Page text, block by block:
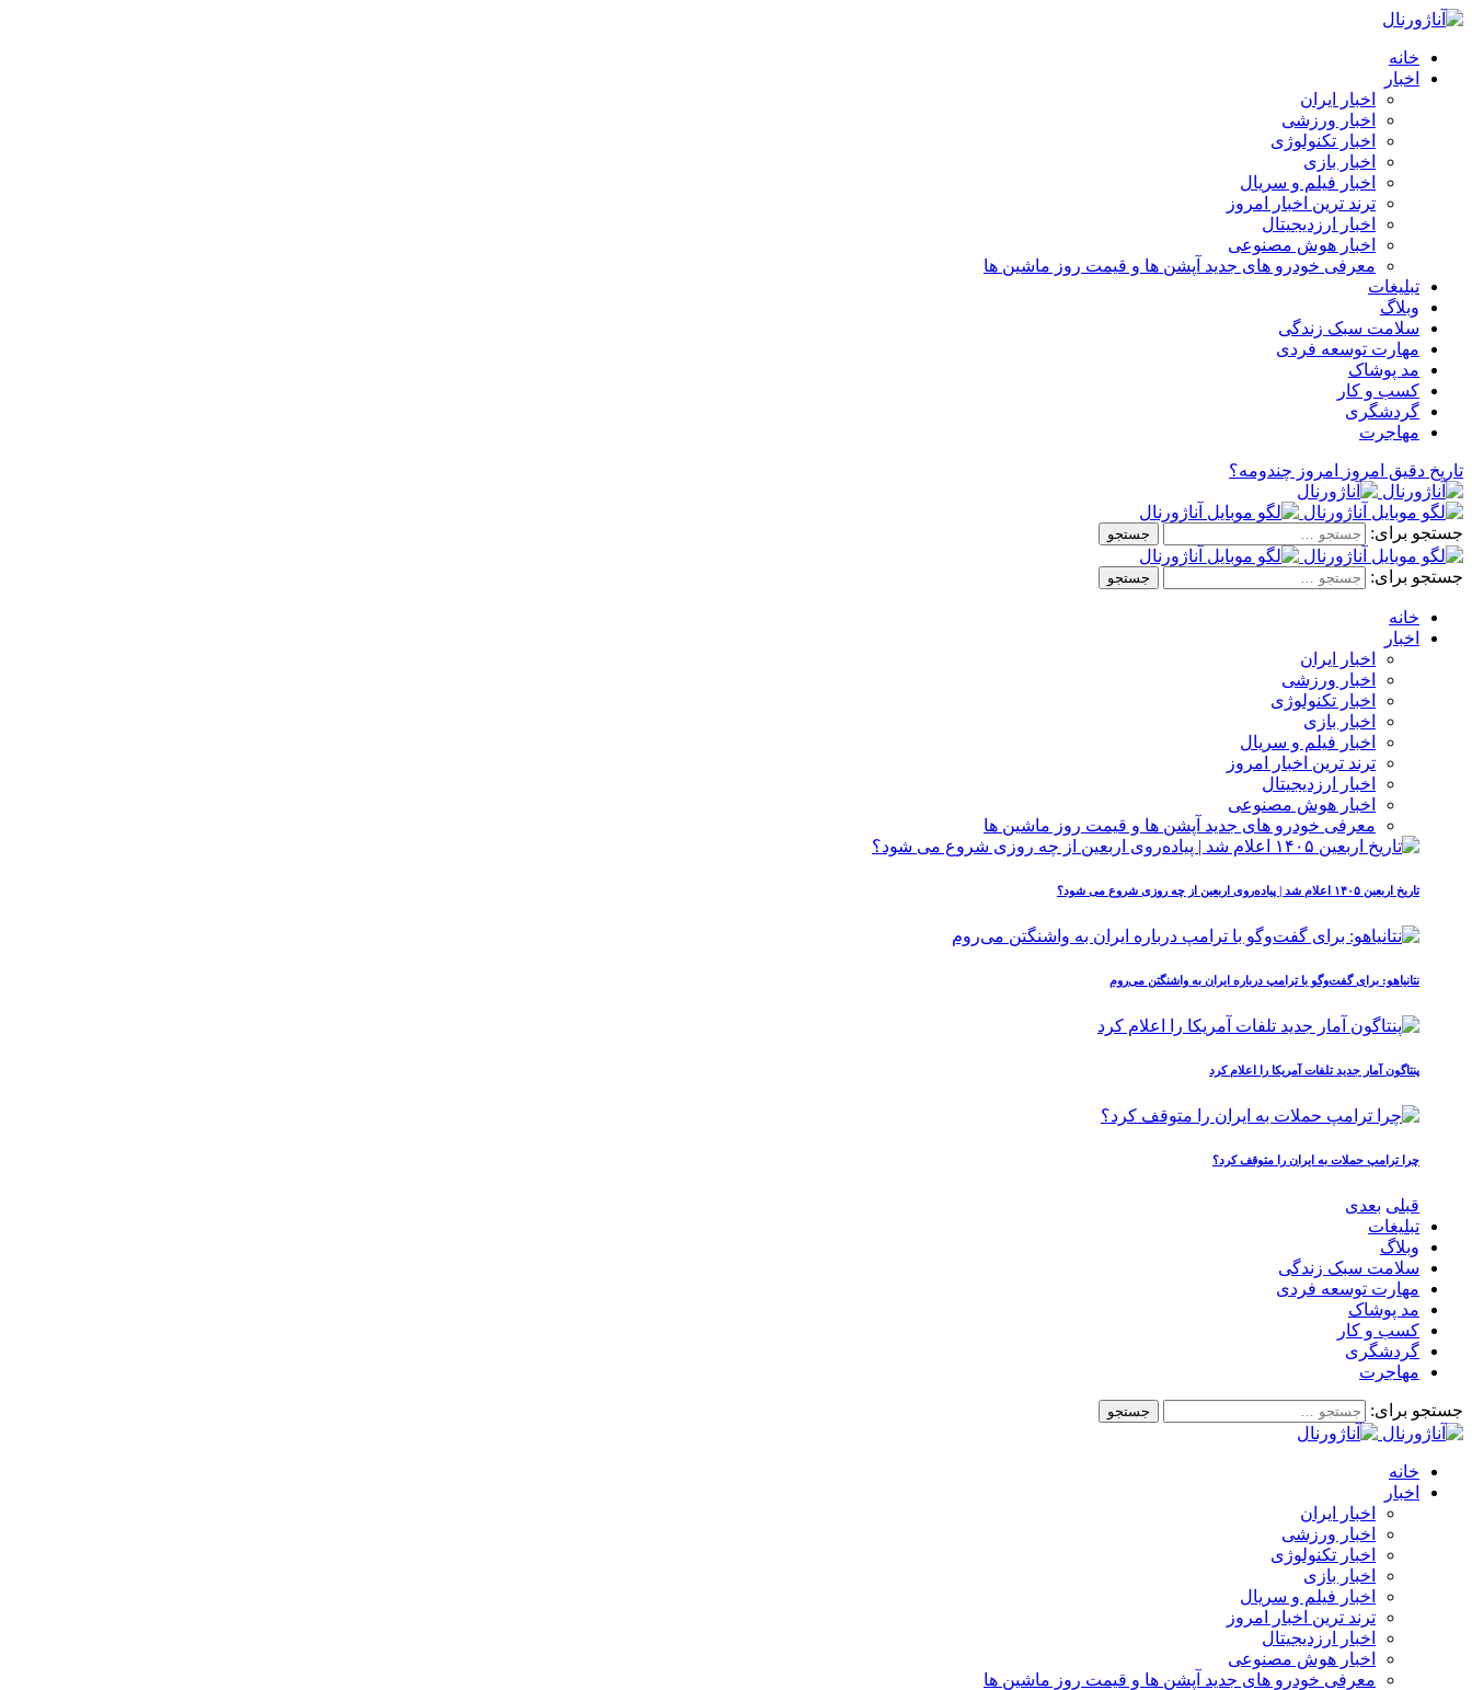
خانه
اخبار
اخبار ایران
اخبار ورزشی
اخبار تکنولوژی
اخبار بازی
اخبار فیلم و سریال
ترند ترین اخبار امروز
اخبار ارزدیجیتال
اخبار هوش مصنوعی
معرفی خودرو های جدید آپشن‌ ها و قیمت روز ماشین‌ ها
تبلیغات
وبلاگ
سلامت سبک زندگی
مهارت توسعه فردی
مد پوشاک
کسب و کار
گردشگری
مهاجرت
تاریخ دقیق امروز امروز چندومه؟
جستجو برای:
جستجو برای:
خانه
اخبار
اخبار ایران
اخبار ورزشی
اخبار تکنولوژی
اخبار بازی
اخبار فیلم و سریال
ترند ترین اخبار امروز
اخبار ارزدیجیتال
اخبار هوش مصنوعی
معرفی خودرو های جدید آپشن‌ ها و قیمت روز ماشین‌ ها
تاریخ اربعین ۱۴۰۵ اعلام شد | پیاده‌روی اربعین از چه روزی شروع می‌ شود؟
نتانیاهو: برای گفت‌وگو با ترامپ درباره ایران به واشنگتن می‌روم
پنتاگون آمار جدید تلفات آمریکا را اعلام کرد
چرا ترامپ حملات به ایران را متوقف کرد؟
قبلی بعدی
تبلیغات
وبلاگ
سلامت سبک زندگی
مهارت توسعه فردی
مد پوشاک
کسب و کار
گردشگری
مهاجرت
جستجو برای:
خانه
اخبار
اخبار ایران
اخبار ورزشی
اخبار تکنولوژی
اخبار بازی
اخبار فیلم و سریال
ترند ترین اخبار امروز
اخبار ارزدیجیتال
اخبار هوش مصنوعی
معرفی خودرو های جدید آپشن‌ ها و قیمت روز ماشین‌ ها